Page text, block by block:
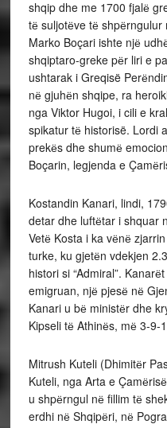
shqip dhe me 1700 fjalё
tё suljotёve tё
Marko Boçari ishte njё
shqiptaro-greke pёr liri e
ushtarak i Greqisë
nё gjuhёn shqipe, ra
nga Viktor Hugoi, i cili e
spikatur tё historisë. Lordi
prekёs dhe shumё
Boçarin, legjenda e
Kostandin Kanari, lindi,
detar dhe luftёtar i shquar
Vetё Kosta i ka vёnё
turke, ku gjetёn vdekjen
histori si “Admiral”.
emigruan, njё pjesё nё
Kanari u bё ministёr dhe
Kipseli tё Athinёs, mё 3-9-
Mitrush Kuteli (Dhimitёr
Kuteli, nga Arta e
u shpёrngul nё fillim tё
erdhi nё Shqipёri, nё